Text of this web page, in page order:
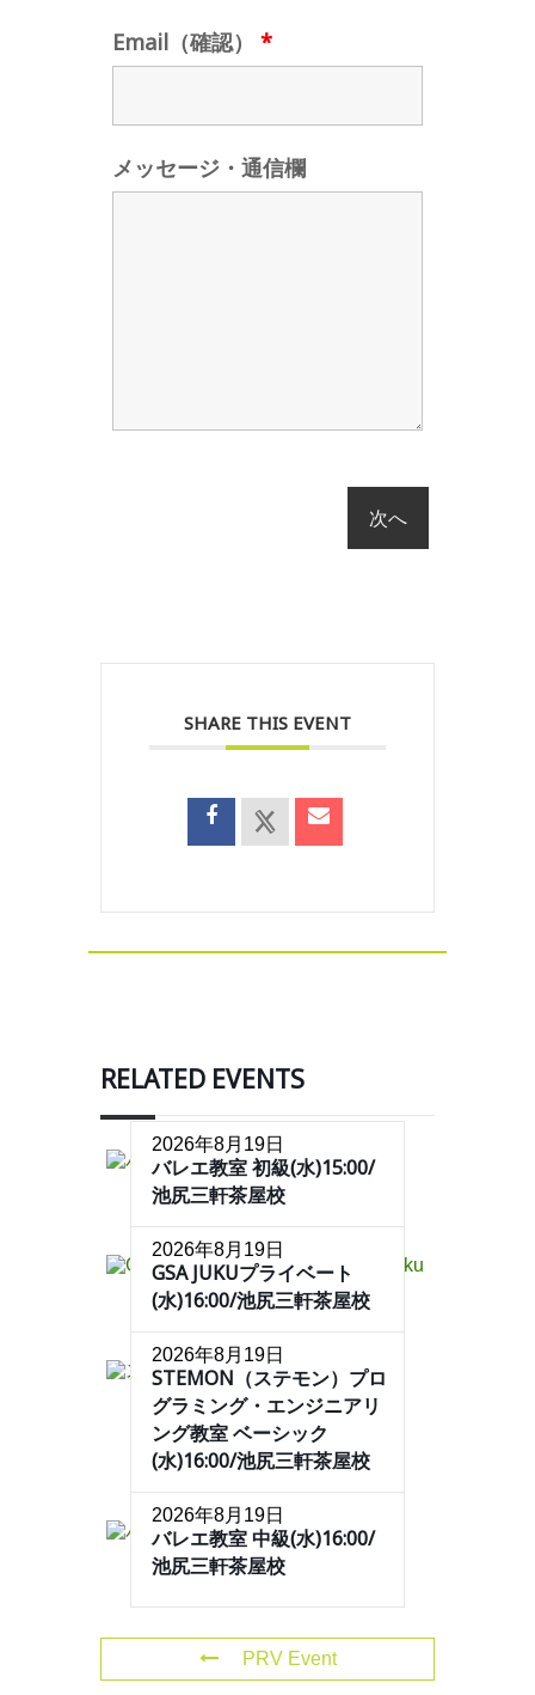
Email（確認） *
メッセージ・通信欄
SHARE THIS EVENT
RELATED EVENTS
2026年8月19日
バレエ教室 初級(水)15:00/
池尻三軒茶屋校
2026年8月19日
GSA JUKUプライベート
(水)16:00/池尻三軒茶屋校
2026年8月19日
STEMON（ステモン）プロ
グラミング・エンジニアリ
ング教室 ベーシック
(水)16:00/池尻三軒茶屋校
2026年8月19日
バレエ教室 中級(水)16:00/
池尻三軒茶屋校
PRV Event